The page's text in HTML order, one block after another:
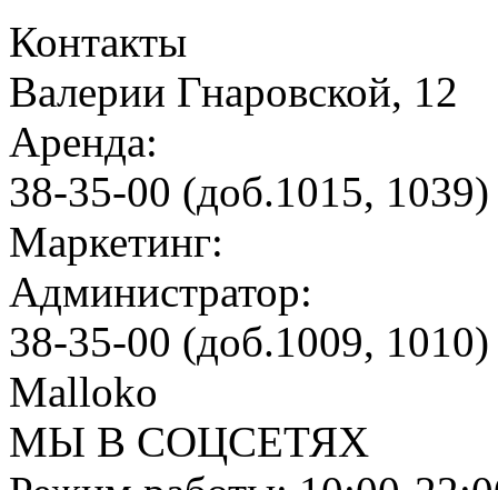
Контакты
Валерии Гнаровской, 12
Аренда:
38-35-00 (доб.1015, 1039)
Маркетинг:
Администратор:
38-35-00 (доб.1009, 1010)
Malloko
МЫ В СОЦСЕТЯХ